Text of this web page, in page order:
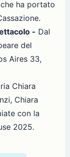
ha portato
- Dal
del
Aires 33,
Chiara
Chiara
con la
2025.